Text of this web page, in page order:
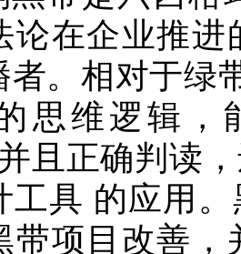
论在企业推
者。相对于绿
思维逻辑，
且正确判读
工具 的应用
带项目改善